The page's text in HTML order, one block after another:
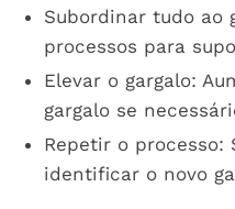
Subordinar tudo ao
processos para
Elevar o gargalo:
gargalo se
Repetir o processo:
identificar o novo